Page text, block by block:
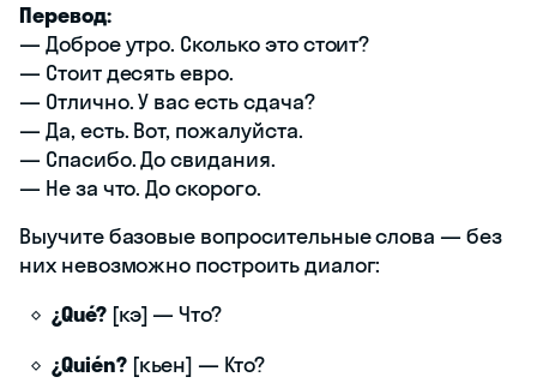
Перевод:
— Доброе утро. Сколько это стоит?
— Стоит десять евро.
— Отлично. У вас есть сдача?
— Да, есть. Вот, пожалуйста.
— Спасибо. До свидания.
— Не за что. До скорого.
Выучите базовые вопросительные слова — без
них невозможно построить диалог:
¿Qué?[кэ] — Что?
¿Quién?[кьен] — Кто?